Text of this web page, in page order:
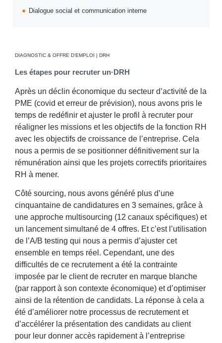
Dialogue social et communication interne
DIAGNOSTIC & OFFRE D'EMPLOI | DRH
Les étapes pour recruter un·DRH
Après un déclin économique du secteur d’activité de la
PME (covid et erreur de prévision), nous avons pris le
temps de redéfinir et ajuster le profil à recruter pour
réaligner les missions et les objectifs de la fonction RH
avec les objectifs de croissance de l’entreprise. Cela
nous a permis de se positionner définitivement sur la
rémunération ainsi que les projets correctifs prioritaires
RH à mener.
Côté sourcing, nous avons généré plus d’une
cinquantaine de candidatures en 3 semaines, grâce à
une approche multisourcing (12 canaux spécifiques) et
un lancement simultané de 4 offres. Et c’est l’utilisation
de l’A/B testing qui nous a permis d’ajuster cet
ensemble en temps réel. Cependant, une des
difficultés de ce recrutement a été la contrainte
imposée par le client de recruter en marque blanche
(par rapport à son contexte économique) et d’optimiser
ainsi de la rétention de candidats. La réponse à cela a
été d’améliorer notre processus de recrutement et
d’accélérer la présentation des candidats au client
pour leur donner accès rapidement à l’entreprise